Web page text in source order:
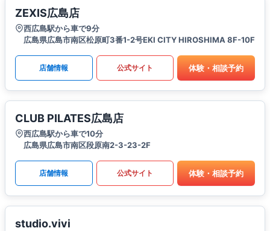
ZEXIS広島店
西広島駅から車で9分
広島県広島市南区松原町3番1-2号EKI CITY HIROSHIMA 8F-10F
店舗情報 公式サイト 体験・相談予約
CLUB PILATES広島店
西広島駅から車で10分
広島県広島市南区段原南2-3-23-2F
店舗情報 公式サイト 体験・相談予約
studio.vivi